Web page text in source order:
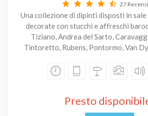
27
Una collezione di dipinti disposti in
decorate con stucchi e affreschi
Tiziano, Andrea del Sarto,
Tintoretto, Rubens, Pontormo, Van
Presto